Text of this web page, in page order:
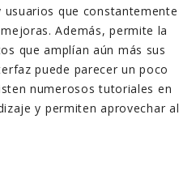
que constantemente
Además, permite la
que amplían aún más sus
puede parecer un poco
numerosos tutoriales en
y permiten aprovechar al